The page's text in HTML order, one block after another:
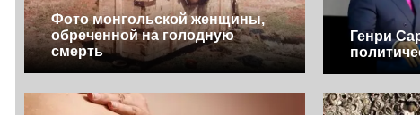
Фото монгольской женщины,
обреченной на голодную
смерть
Генри